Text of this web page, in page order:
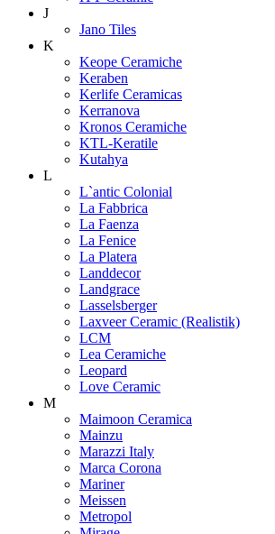
J
Jano Tiles
K
Keope Ceramiche
Keraben
Kerlife Ceramicas
Kerranova
Kronos Ceramiche
KTL-Keratile
Kutahya
L
L`antic Colonial
La Fabbrica
La Faenza
La Fenice
La Platera
Landdecor
Landgrace
Lasselsberger
Laxveer Ceramic (Realistik)
LCM
Lea Ceramiche
Leopard
Love Ceramic
M
Maimoon Ceramica
Mainzu
Marazzi Italy
Marca Corona
Mariner
Meissen
Metropol